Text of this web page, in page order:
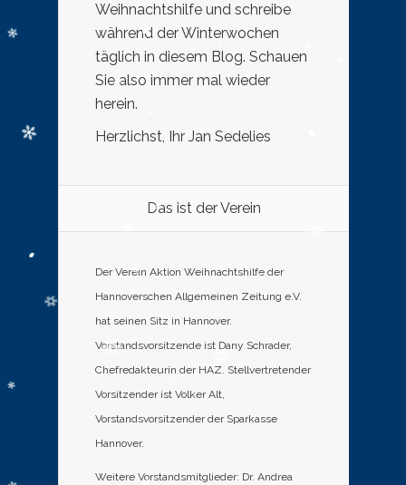
Weihnachtshilfe und schreibe
während der Winterwochen
täglich in diesem Blog. Schauen
Sie also immer mal wieder
herein.
Herzlichst, Ihr Jan Sedelies
Das ist der Verein
Der Verein Aktion Weihnachtshilfe der
Hannoverschen Allgemeinen Zeitung e.V.
hat seinen Sitz in Hannover.
Vorstandsvorsitzende ist Dany Schrader,
Chefredakteurin der HAZ. Stellvertretender
Vorsitzender ist Volker Alt,
Vorstandsvorsitzender der Sparkasse
Hannover.
Weitere Vorstandsmitglieder: Dr. Andrea